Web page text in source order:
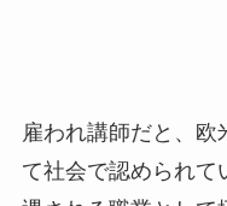
雇われ講師だと、欧
て社会で認められて